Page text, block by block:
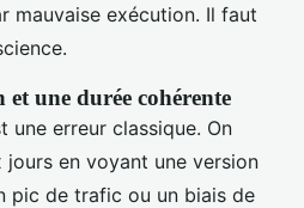
mauvaise exécution. Il faut
une durée cohérente
une erreur classique. On
en voyant une version
pic de trafic ou un biais de